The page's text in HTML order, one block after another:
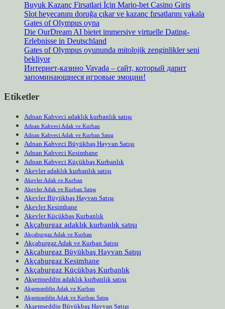
Buyuk Kazanç Firsatlari İçin Mario-bet Casino Giris
Slot heyecanını doruğa çıkar ve kazanç fırsatlarını yakala
Gates of Olympus oyna
Die OurDream AI bietet immersive virtuelle Dating-
Erlebnisse in Deutschland
Gates of Olympus oyununda mitolojik zenginlikler seni
bekliyor
Интернет-казино Vavada – сайт, который дарит
запоминающиеся игровые эмоции!
Etiketler
Adnan Kahveci adaklık kurbanlık satışı
Adnan Kahveci Adak ve Kurban
Adnan Kahveci Adak ve Kurban Satışı
Adnan Kahveci Büyükbaş Hayvan Satışı
Adnan Kahveci Kesimhane
Adnan Kahveci Küçükbaş Kurbanlık
Akevler adaklık kurbanlık satışı
Akevler Adak ve Kurban
Akevler Adak ve Kurban Satışı
Akevler Büyükbaş Hayvan Satışı
Akevler Kesimhane
Akevler Küçükbaş Kurbanlık
Akçaburgaz adaklık kurbanlık satışı
Akçaburgaz Adak ve Kurban
Akçaburgaz Adak ve Kurban Satışı
Akçaburgaz Büyükbaş Hayvan Satışı
Akçaburgaz Kesimhane
Akçaburgaz Küçükbaş Kurbanlık
Akşemseddin adaklık kurbanlık satışı
Akşemseddin Adak ve Kurban
Akşemseddin Adak ve Kurban Satışı
Akşemseddin Büyükbaş Hayvan Satışı